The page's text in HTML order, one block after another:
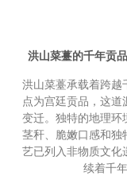
洪山菜薹的千年贡
洪山菜薹承载着跨越
点为宫廷贡品，这
变迁。独特的地理环
茎秆、脆嫩口感和独
艺已列入非物质文化
续着千